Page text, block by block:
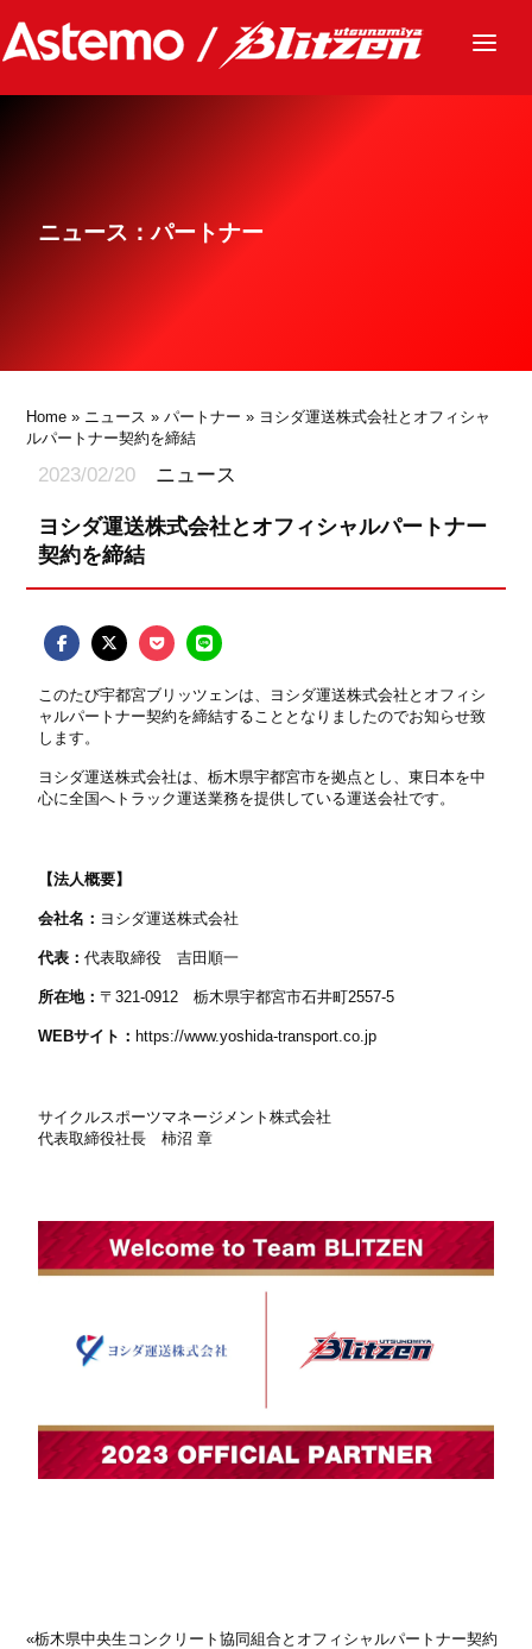
ニュース
グッズ
ニュース：パートナー
Home » ニュース »パートナー » ヨシダ運送株式会社とオフィシャ
ルパートナー契約を締結
2023/02/20 ニュース
ヨシダ運送株式会社とオフィシャルパートナー
契約を締結
このたび宇都宮ブリッツェンは、ヨシダ運送株式会社とオフィシ
ャルパートナー契約を締結することとなりましたのでお知らせ致
します。
ヨシダ運送株式会社は、栃木県宇都宮市を拠点とし、東日本を中
心に全国へトラック運送業務を提供している運送会社です。
【法人概要】
会社名： ヨシダ運送株式会社
代表：代表取締役 吉田順一
所在地：〒321-0912 栃木県宇都宮市石井町2557-5
WEBサイト： https://www.yoshida-transport.co.jp
サイクルスポーツマネージメント株式会社
代表取締役社長 柿沼 章
«栃木県中央生コンクリート協同組合とオフィシャルパートナー契約